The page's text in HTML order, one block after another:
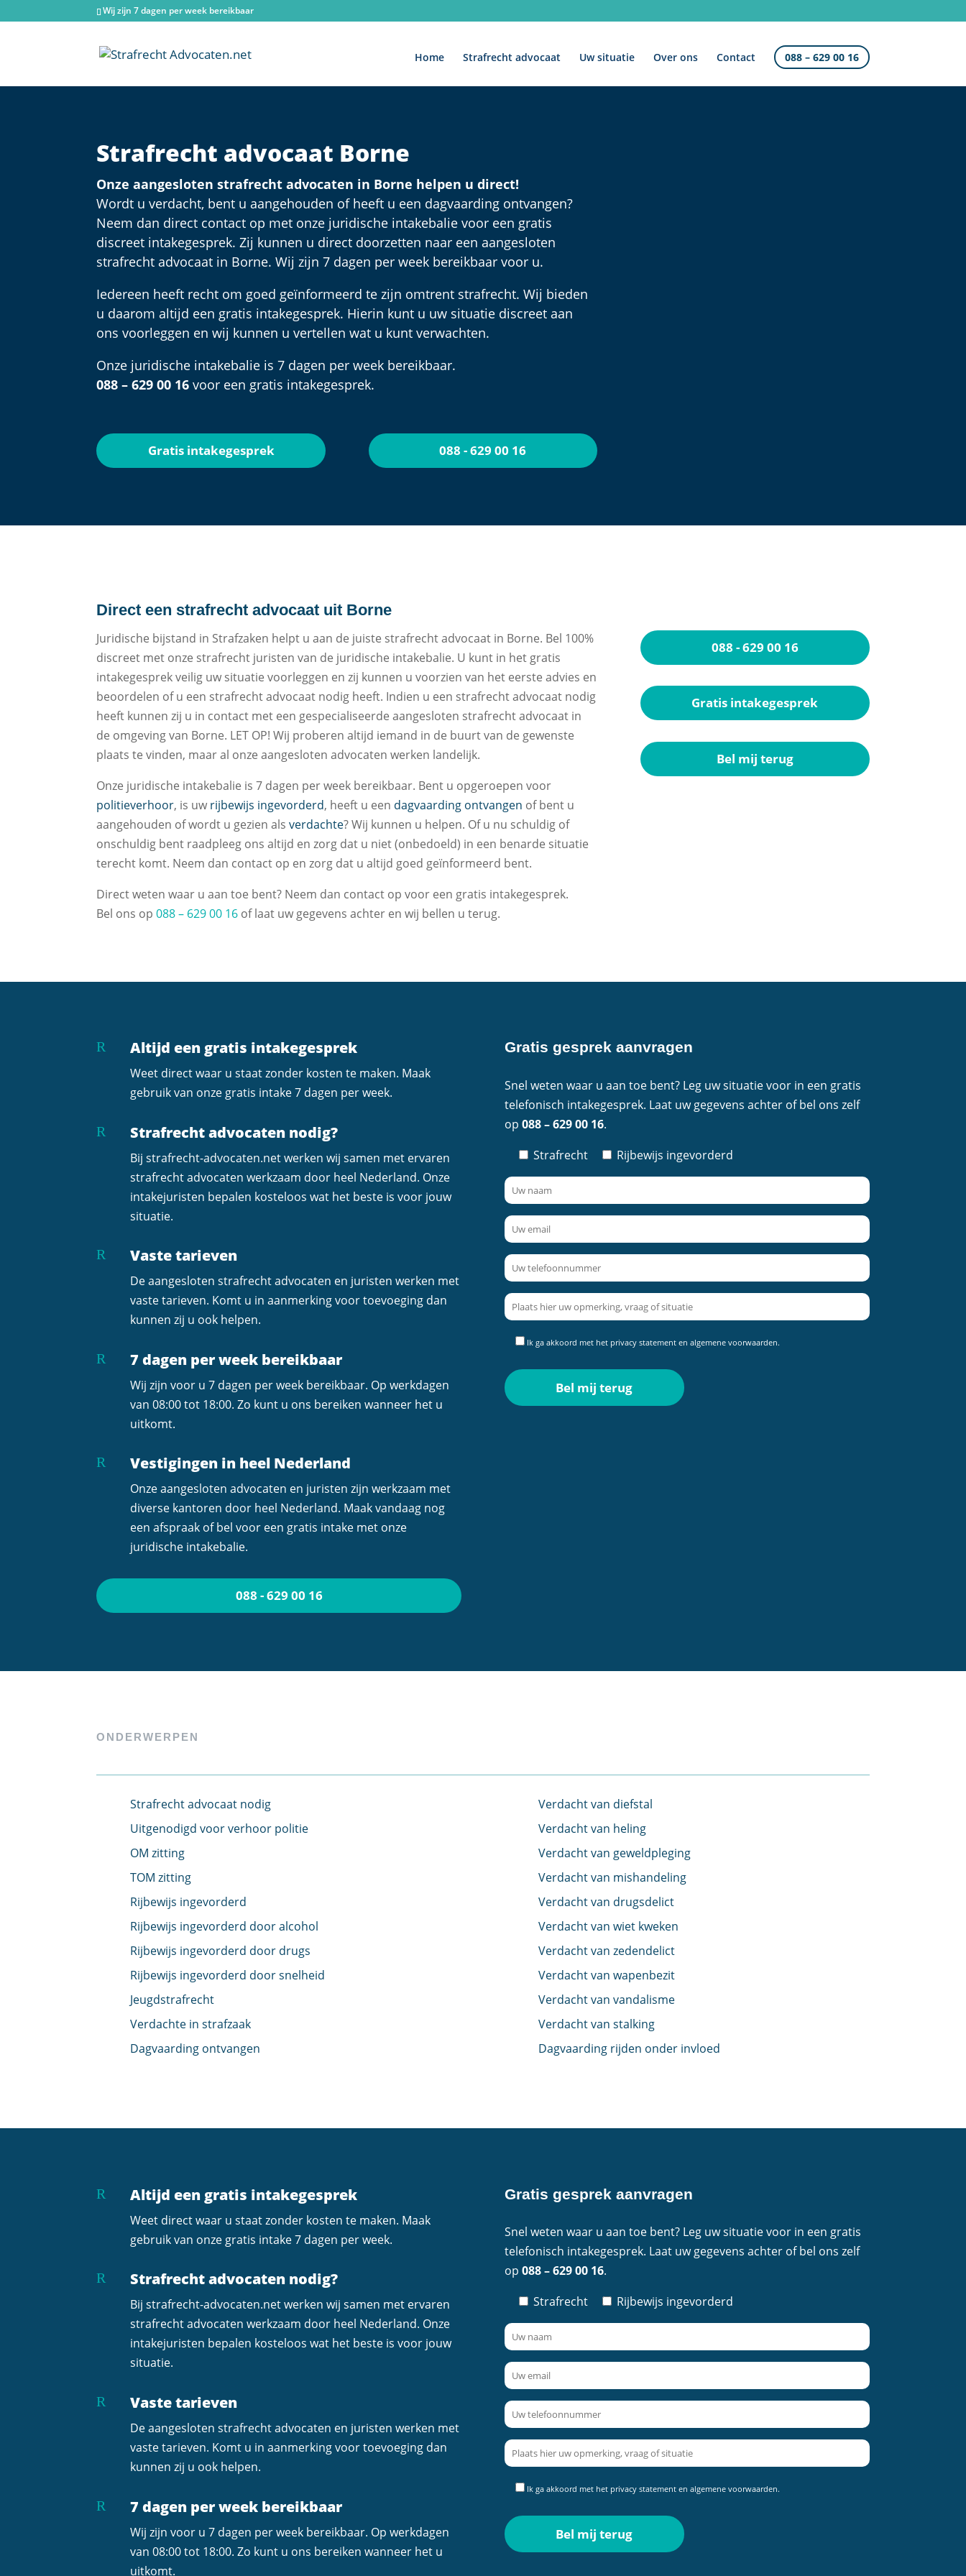
Wij zijn 7 dagen per week bereikbaar
Home Strafrecht advocaat Uw situatie Over ons Contact 088 – 629 00 16
Strafrecht advocaat Borne
Onze aangesloten strafrecht advocaten in Borne helpen u direct!
Wordt u verdacht, bent u aangehouden of heeft u een dagvaarding ontvangen?
Neem dan direct contact op met onze juridische intakebalie voor een gratis
discreet intakegesprek. Zij kunnen u direct doorzetten naar een aangesloten
strafrecht advocaat in Borne. Wij zijn 7 dagen per week bereikbaar voor u.
Iedereen heeft recht om goed geïnformeerd te zijn omtrent strafrecht. Wij bieden
u daarom altijd een gratis intakegesprek. Hierin kunt u uw situatie discreet aan
ons voorleggen en wij kunnen u vertellen wat u kunt verwachten.
Onze juridische intakebalie is 7 dagen per week bereikbaar.
088 – 629 00 16 voor een gratis intakegesprek.
Gratis intakegesprek 088 - 629 00 16
Direct een strafrecht advocaat uit Borne
Juridische bijstand in Strafzaken helpt u aan de juiste strafrecht advocaat in Borne. Bel 100%
discreet met onze strafrecht juristen van de juridische intakebalie. U kunt in het gratis
intakegesprek veilig uw situatie voorleggen en zij kunnen u voorzien van het eerste advies en
beoordelen of u een strafrecht advocaat nodig heeft. Indien u een strafrecht advocaat nodig
heeft kunnen zij u in contact met een gespecialiseerde aangesloten strafrecht advocaat in
de omgeving van Borne. LET OP! Wij proberen altijd iemand in de buurt van de gewenste
plaats te vinden, maar al onze aangesloten advocaten werken landelijk.
Onze juridische intakebalie is 7 dagen per week bereikbaar. Bent u opgeroepen voor
politieverhoor, is uw rijbewijs ingevorderd, heeft u een dagvaarding ontvangen of bent u
aangehouden of wordt u gezien alsverdachte? Wij kunnen u helpen. Of u nu schuldig of
onschuldig bent raadpleeg ons altijd en zorg dat u niet (onbedoeld) in een benarde situatie
terecht komt. Neem dan contact op en zorg dat u altijd goed geïnformeerd bent.
Direct weten waar u aan toe bent? Neem dan contact op voor een gratis intakegesprek.
Bel ons op088 – 629 00 16 of laat uw gegevens achter en wij bellen u terug.
088 - 629 00 16
Gratis intakegesprek
Bel mij terug
R Altijd een gratis intakegesprek
Weet direct waar u staat zonder kosten te maken. Maak
gebruik van onze gratis intake 7 dagen per week.
R Strafrecht advocaten nodig?
Bij strafrecht-advocaten.net werken wij samen met ervaren
strafrecht advocaten werkzaam door heel Nederland. Onze
intakejuristen bepalen kosteloos wat het beste is voor jouw
situatie.
R Vaste tarieven
De aangesloten strafrecht advocaten en juristen werken met
vaste tarieven. Komt u in aanmerking voor toevoeging dan
kunnen zij u ook helpen.
R 7 dagen per week bereikbaar
Wij zijn voor u 7 dagen per week bereikbaar. Op werkdagen
van 08:00 tot 18:00. Zo kunt u ons bereiken wanneer het u
uitkomt.
R Vestigingen in heel Nederland
Onze aangesloten advocaten en juristen zijn werkzaam met
diverse kantoren door heel Nederland. Maak vandaag nog
een afspraak of bel voor een gratis intake met onze
juridische intakebalie.
088 - 629 00 16
Gratis gesprek aanvragen
Snel weten waar u aan toe bent? Leg uw situatie voor in een gratis
telefonisch intakegesprek. Laat uw gegevens achter of bel ons zelf
op 088 – 629 00 16.
Strafrecht
Rijbewijs ingevorderd
Ik ga akkoord met het privacy statementen algemene voorwaarden.
ONDERWERPEN
Strafrecht advocaat nodig
Uitgenodigd voor verhoor politie
OM zitting
TOM zitting
Rijbewijs ingevorderd
Rijbewijs ingevorderd door alcohol
Rijbewijs ingevorderd door drugs
Rijbewijs ingevorderd door snelheid
Jeugdstrafrecht
Verdachte in strafzaak
Dagvaarding ontvangen
Verdacht van diefstal
Verdacht van heling
Verdacht van geweldpleging
Verdacht van mishandeling
Verdacht van drugsdelict
Verdacht van wiet kweken
Verdacht van zedendelict
Verdacht van wapenbezit
Verdacht van vandalisme
Verdacht van stalking
Dagvaarding rijden onder invloed
R Altijd een gratis intakegesprek
Weet direct waar u staat zonder kosten te maken. Maak
gebruik van onze gratis intake 7 dagen per week.
R Strafrecht advocaten nodig?
Bij strafrecht-advocaten.net werken wij samen met ervaren
strafrecht advocaten werkzaam door heel Nederland. Onze
intakejuristen bepalen kosteloos wat het beste is voor jouw
situatie.
R Vaste tarieven
De aangesloten strafrecht advocaten en juristen werken met
vaste tarieven. Komt u in aanmerking voor toevoeging dan
kunnen zij u ook helpen.
R 7 dagen per week bereikbaar
Wij zijn voor u 7 dagen per week bereikbaar. Op werkdagen
van 08:00 tot 18:00. Zo kunt u ons bereiken wanneer het u
uitkomt.
Gratis gesprek aanvragen
Snel weten waar u aan toe bent? Leg uw situatie voor in een gratis
telefonisch intakegesprek. Laat uw gegevens achter of bel ons zelf
op 088 – 629 00 16.
Strafrecht
Rijbewijs ingevorderd
Ik ga akkoord met het privacy statementen algemene voorwaarden.